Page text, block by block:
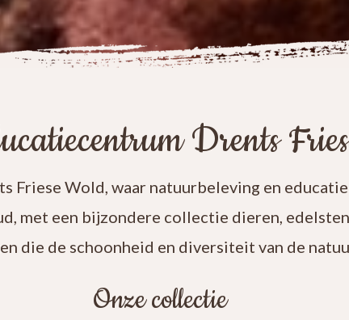
Drents
Wold, waar natuurbeleving en
met een bijzondere collectie dieren,
die de schoonheid en diversiteit van de
Onze collectie